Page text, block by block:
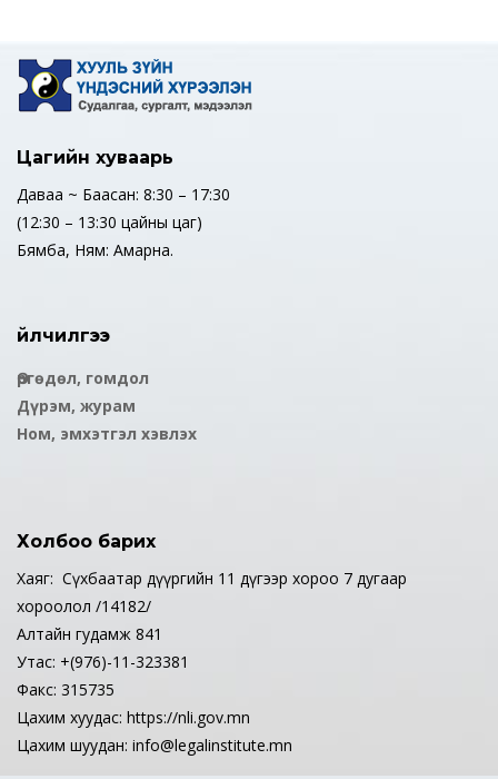
Цагийн хуваарь
Даваа ~ Баасан: 8:30 – 17:30
(12:30 – 13:30 цайны цаг)
Бямба, Ням: Амарна.
Үйлчилгээ
Өргөдөл, гомдол
Дүрэм, журам
Ном, эмхэтгэл хэвлэх
Холбоо барих
Хаяг: Сүхбаатар дүүргийн 11 дүгээр хороо 7 дугаар
хороолол /14182/
Алтайн гудамж 841
Утас: +(976)-11-323381
Факс: 315735
Цахим хуудас: https://nli.gov.mn
Цахим шуудан: info@legalinstitute.mn